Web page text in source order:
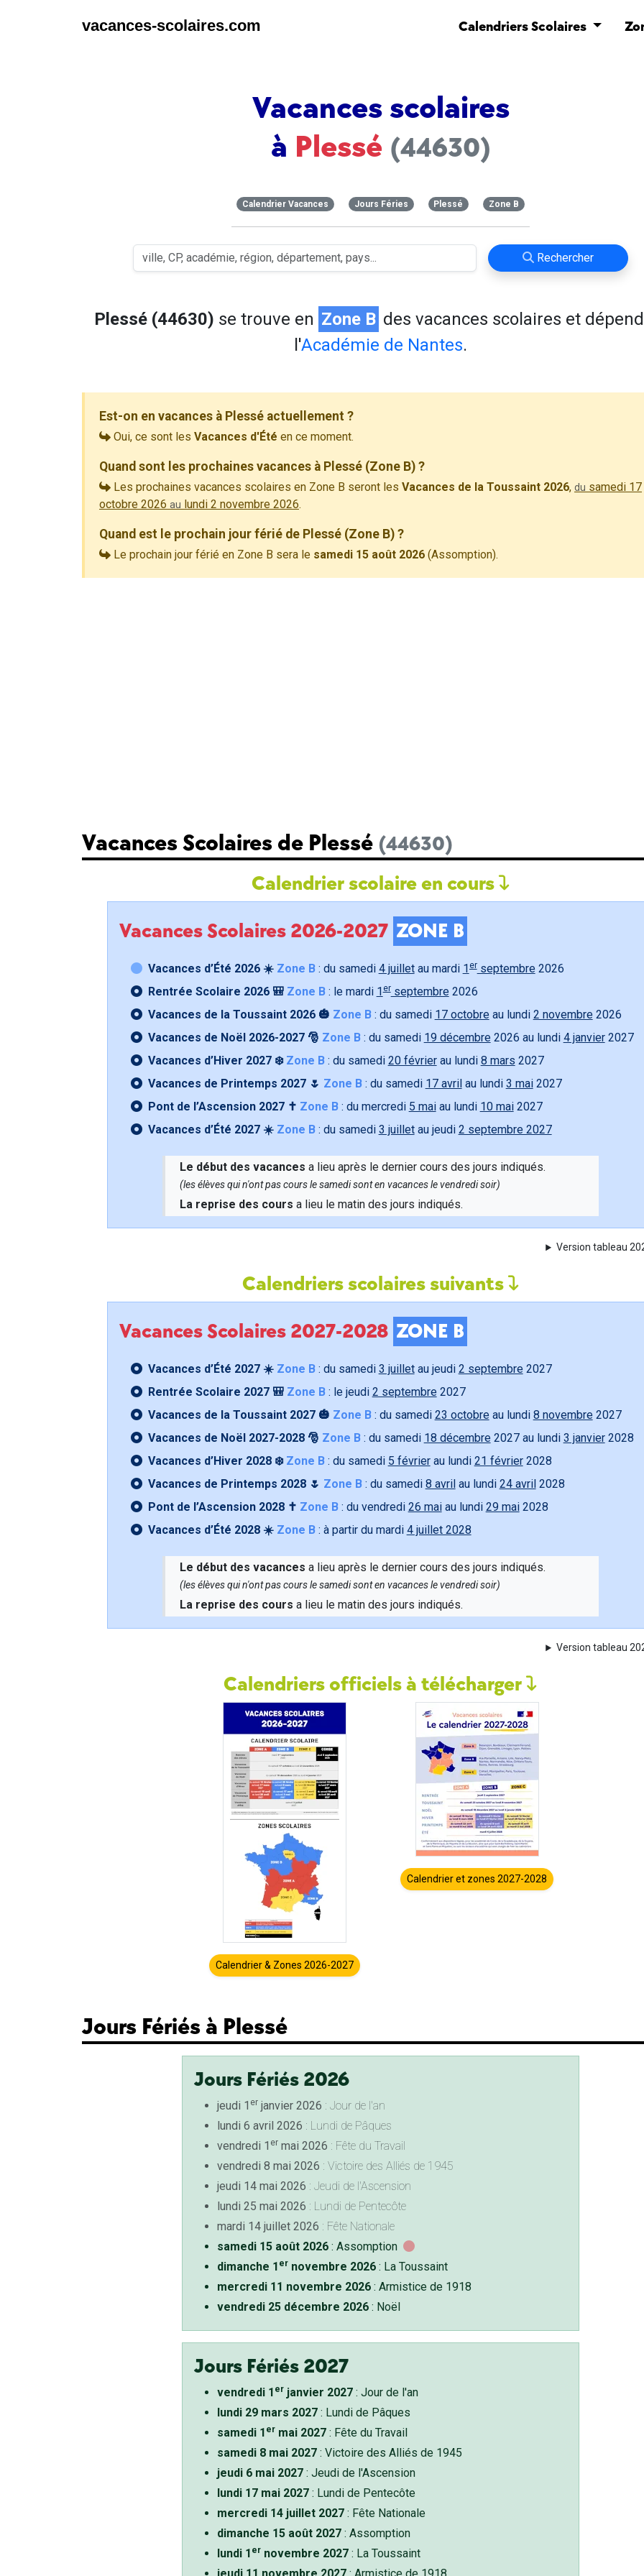
vacances-scolaires.com Calendriers Scolaires
Vacances scolaires
à Plessé (44630)
Calendrier Vacances Jours Féries Plessé Zone B
Rechercher
Plessé (44630) se trouve en Zone B des vacances scolaires et
l'Académie de Nantes.
Est-on en vacances à Plessé actuellement ?
Oui, ce sont les Vacances d'Été en ce moment.
Quand sont les prochaines vacances à Plessé (Zone B) ?
Les prochaines vacances scolaires en Zone B seront les Vacances de la Toussaint 2026, du samedi 17
octobre 2026 au lundi 2 novembre 2026.
Quand est le prochain jour férié de Plessé (Zone B) ?
Le prochain jour férié en Zone B sera le samedi 15 août 2026 (Assomption).
Vacances Scolaires de Plessé (44630)
Calendrier scolaire en cours
Vacances Scolaires 2026-2027 ZONE B
Vacances d’Été 2026 ☀️ Zone B: du samedi 4 juilletau mardi 1 erseptembre 2026
Rentrée Scolaire 2026 🎒 Zone B: le mardi 1erseptembre 2026
Vacances de la Toussaint 2026 🎃 Zone B: du samedi 17 octobre au lundi 2 novembre 2026
Vacances de Noël 2026-2027 🎅 Zone B: du samedi 19 décembre 2026 au lundi 4 janvier2027
Vacances d’Hiver 2027 ❄️ Zone B: du samedi 20 févrierau lundi 8 mars 2027
Vacances de Printemps 2027 🌷 Zone B: du samedi 17 avril au lundi 3 mai2027
Pont de l’Ascension 2027 ✝️ Zone B: du mercredi 5 maiau lundi 10 mai2027
Vacances d’Été 2027 ☀️ Zone B: du samedi 3 juilletau jeudi 2 septembre 2027
Le début des vacances a lieu après le dernier cours des jours indiqués.
(les élèves qui n'ont pas cours le samedi sont en vacances le vendredi soir)
La reprise des cours a lieu le matin des jours indiqués.
Version tableau
Calendriers scolaires suivants
Vacances Scolaires 2027-2028 ZONE B
Vacances d’Été 2027 ☀️ Zone B: du samedi 3 juilletau jeudi 2 septembre 2027
Rentrée Scolaire 2027 🎒 Zone B: le jeudi 2 septembre 2027
Vacances de la Toussaint 2027 🎃 Zone B: du samedi 23 octobre au lundi 8 novembre 2027
Vacances de Noël 2027-2028 🎅 Zone B: du samedi 18 décembre 2027 au lundi 3 janvier2028
Vacances d’Hiver 2028 ❄️ Zone B: du samedi 5 févrierau lundi 21 février2028
Vacances de Printemps 2028 🌷 Zone B: du samedi 8 avril au lundi 24 avril 2028
Pont de l’Ascension 2028 ✝️ Zone B: du vendredi 26 maiau lundi 29 mai2028
Vacances d’Été 2028 ☀️ Zone B: à partir du mardi 4 juillet 2028
Le début des vacances a lieu après le dernier cours des jours indiqués.
(les élèves qui n'ont pas cours le samedi sont en vacances le vendredi soir)
La reprise des cours a lieu le matin des jours indiqués.
Version tableau
Calendriers officiels à télécharger
Calendrier & Zones 2026-2027
Calendrier et zones 2027-2028
Jours Fériés à Plessé
Jours Fériés 2026
jeudi 1 erjanvier 2026 : Jour de l'an
lundi 6 avril 2026 : Lundi de Pâques
vendredi 1 ermai 2026 : Fête du Travail
vendredi 8 mai 2026 : Victoire des Alliés de 1945
jeudi 14 mai 2026 : Jeudi de l'Ascension
lundi 25 mai 2026 : Lundi de Pentecôte
mardi 14 juillet 2026 : Fête Nationale
samedi 15 août 2026: Assomption
dimanche 1 ernovembre 2026: La Toussaint
mercredi 11 novembre 2026: Armistice de 1918
vendredi 25 décembre 2026: Noël
Jours Fériés 2027
vendredi 1 erjanvier 2027: Jour de l'an
lundi 29 mars 2027: Lundi de Pâques
samedi 1 ermai 2027: Fête du Travail
samedi 8 mai 2027: Victoire des Alliés de 1945
jeudi 6 mai 2027: Jeudi de l'Ascension
lundi 17 mai 2027: Lundi de Pentecôte
mercredi 14 juillet 2027: Fête Nationale
dimanche 15 août 2027: Assomption
lundi 1 ernovembre 2027: La Toussaint
jeudi 11 novembre 2027: Armistice de 1918